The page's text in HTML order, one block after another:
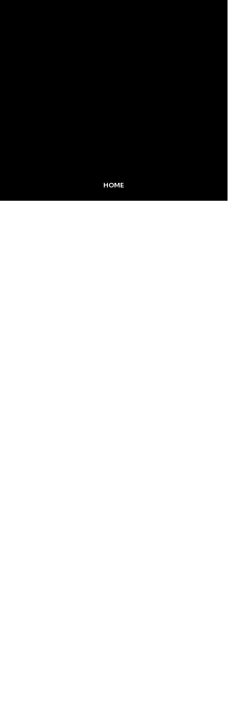
HOME